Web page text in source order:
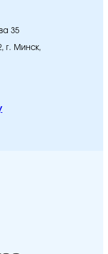
35
г. Минск,